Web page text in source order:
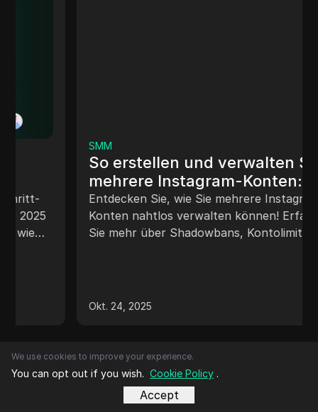
So erstellen und verwalten Sie
mehrere Instagram-Konten:
SMM-Leitfaden im Jahr 2024
Entdecken Sie, wie Sie mehrere Instagram-
Konten nahtlos verwalten können! Erfahren
Sie mehr über Shadowbans, Kontolimits und
Okt. 24, 2025
We use cookies to improve your experience.
You can opt out if you wish. Cookie Policy .
Accept